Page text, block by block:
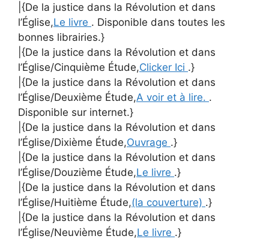
|{De la justice dans la Révolution et dans
l’Église,Le livre . Disponible dans toutes les
bonnes librairies.}
|{De la justice dans la Révolution et dans
l’Église/Cinquième Étude,Clicker Ici .}
|{De la justice dans la Révolution et dans
l’Église/Deuxième Étude,A voir et à lire. .
Disponible sur internet.}
|{De la justice dans la Révolution et dans
l’Église/Dixième Étude,Ouvrage .}
|{De la justice dans la Révolution et dans
l’Église/Douzième Étude,Le livre .}
|{De la justice dans la Révolution et dans
l’Église/Huitième Étude,(la couverture) .}
|{De la justice dans la Révolution et dans
l’Église/Neuvième Étude,Le livre .}